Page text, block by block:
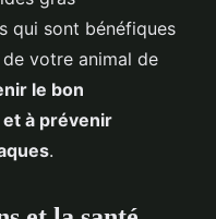
qui sont bénéfiques
votre animal de
le bon
à prévenir
.